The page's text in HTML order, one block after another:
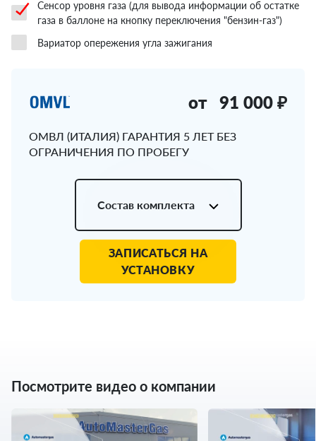
Сенсор уровня газа (для вывода информации об остатке
газа в баллоне на кнопку переключения "бензин-газ")
Вариатор опережения угла зажигания
ОМВЛ (ИТАЛИЯ) ГАРАНТИЯ 5 ЛЕТ БЕЗ
ОГРАНИЧЕНИЯ ПО ПРОБЕГУ
от 91 000 ₽
Состав комплекта
ЗАПИСАТЬСЯ НА
УСТАНОВКУ
Посмотрите видео о компании